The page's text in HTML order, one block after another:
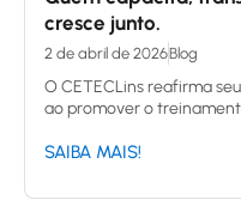
cresce junto.
2 de abril de 2026Blog
O CETECLins reafirma
ao promover o
SAIBA MAIS!